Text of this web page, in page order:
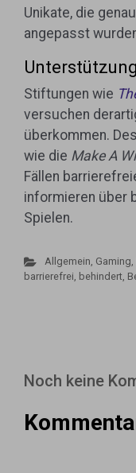
Unikate, die
angepasst
Stiftungen wie
versuchen
überkommen.
wie die Make A
Fällen
informieren über
Spielen.
Allgemein, Gaming,
barrierefrei, behindert,
Noch keine